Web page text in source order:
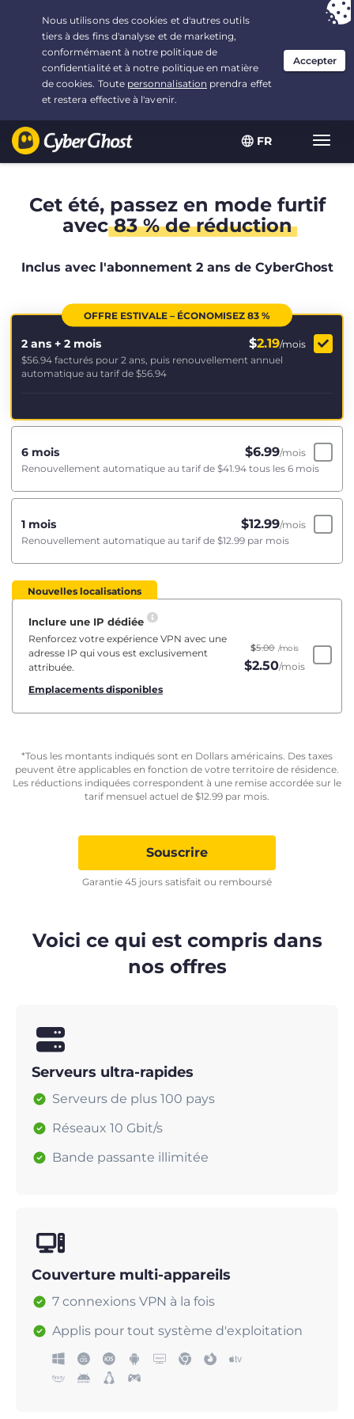
FR
Vous avez opté pour :L'offre la plus avantageuse
2.1666666666667 ans à $2.19/mois
Cet été, passez en mode furtif
avec83 % de réduction
Inclus avec l'abonnement 2 ans de CyberGhost
OFFRE ESTIVALE – ÉCONOMISEZ 83 %
2 ans + 2 mois $2.19/mois
$56.94 facturés pour 2 ans, puis renouvellement annuel
automatique au tarif de $56.94
6 mois $6.99/mois
Renouvellement automatique au tarif de $41.94 tous les 6 mois
1 mois $12.99/mois
Renouvellement automatique au tarif de $12.99 par mois
Nouvelles localisations
Inclure une IP dédiée
Renforcez votre expérience VPN avec une
adresse IP qui vous est exclusivement
attribuée.
Emplacements disponibles
$5.00 /mois
$2.50/mois
*Tous les montants indiqués sont en Dollars américains. Des taxes
peuvent être applicables en fonction de votre territoire de résidence.
Les réductions indiquées correspondent à une remise accordée sur le
tarif mensuel actuel de $12.99 par mois.
Souscrire
Garantie 45 jours satisfait ou remboursé
Voici ce qui est compris dans
nos offres
Serveurs ultra-rapides
Serveurs de plus 100 pays
Réseaux 10 Gbit/s
Bande passante illimitée
Couverture multi-appareils
7 connexions VPN à la fois
Applis pour tout système d'exploitation